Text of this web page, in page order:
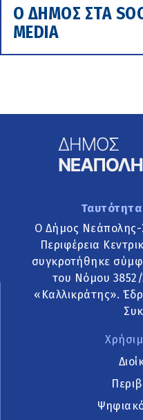
Ο ΔΗΜΟΣ ΣΤΑ
MEDIA
Ο Δήμος Νεάπολης-
Περιφέρεια
συγκροτήθηκε
του Νόμου
«Καλλικράτης».